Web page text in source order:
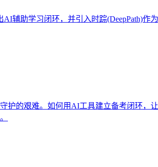
辅助学习闭环，并引入时踪(DeepPath)作
护的艰难。如何用AI工具建立备考闭环，